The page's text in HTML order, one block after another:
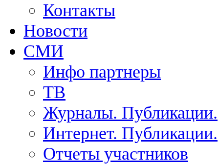
Контакты
Новости
СМИ
Инфо партнеры
ТВ
Журналы. Публикации.
Интернет. Публикации.
Отчеты участников